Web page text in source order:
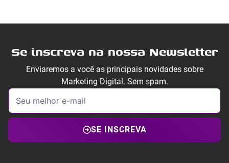
Se inscreva na nossa Newsletter
Enviaremos a você as principais novidades sobre
Marketing Digital. Sem spam.
SE INSCREVA